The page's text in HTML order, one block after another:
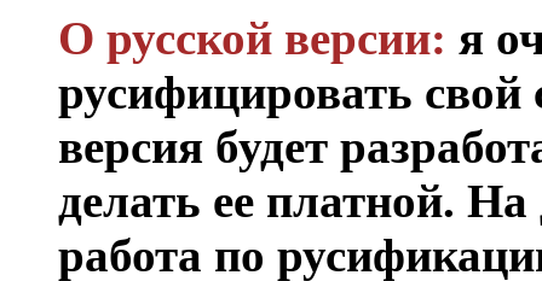
О русской версии: я
русифицировать свой
версия будет
делать ее платной.
работа по